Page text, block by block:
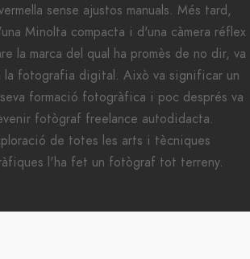
sense ajustos manuals. Més tard,
Minolta compacta i d'una càmera réflex
la marca del qual ha promès de no dir, va
la fotografia digital. Això va significar un
formació fotogràfica i poc després va
fotògraf freelance autodidacta.
de totes les arts i tècniques
l'ha fet un fotògraf tot terreny.